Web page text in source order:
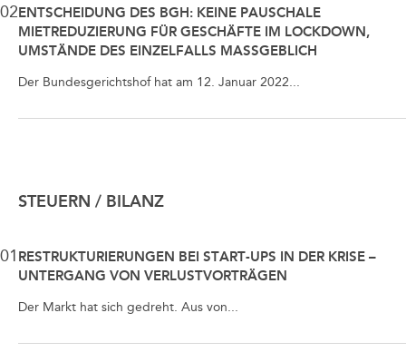
02 ENTSCHEIDUNG DES BGH: KEINE PAUSCHALE
MIETREDUZIERUNG FÜR GESCHÄFTE IM LOCKDOWN,
UMSTÄNDE DES EINZELFALLS MASSGEBLICH
Der Bundesgerichtshof hat am 12. Januar 2022...
STEUERN / BILANZ
01 RESTRUKTURIERUNGEN BEI START-UPS IN DER KRISE –
UNTERGANG VON VERLUSTVORTRÄGEN
Der Markt hat sich gedreht. Aus von...